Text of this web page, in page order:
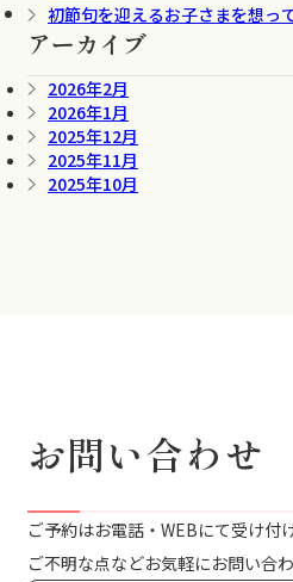
初節句を迎えるお子さまを想っ
アーカイブ
2026年2月
2026年1月
2025年12月
2025年11月
2025年10月
お問い合わせ
ご予約はお電話・WEBにて受け付
ご不明な点などお気軽にお問い合